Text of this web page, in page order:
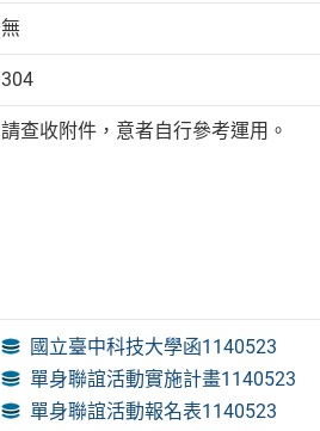
無
304
請查收附件，意者自行參考運用。
國立臺中科技大學函1140523
單身聯誼活動實施計畫1140523
單身聯誼活動報名表1140523